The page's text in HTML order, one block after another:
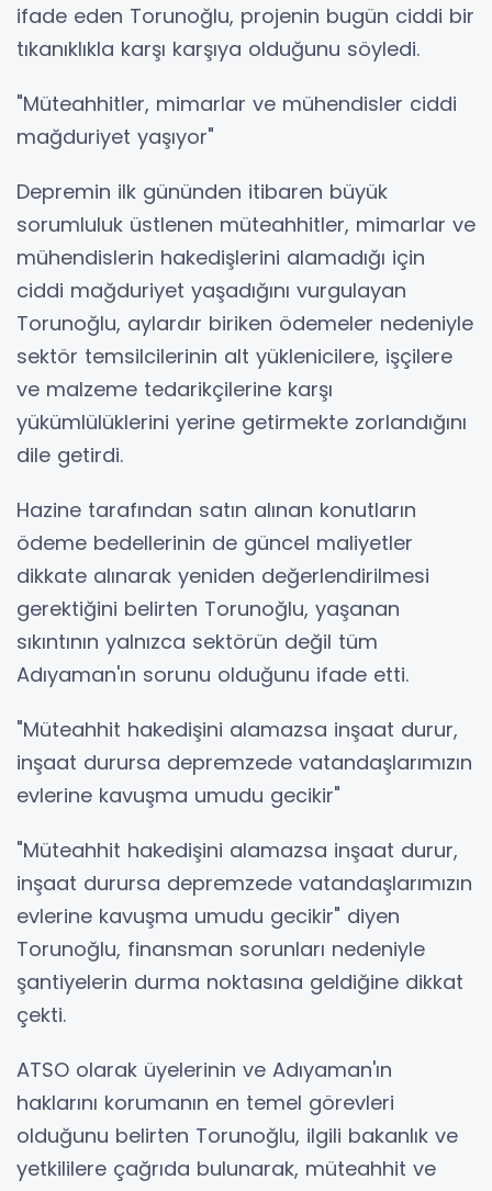
ifade eden Torunoğlu, projenin bugün ciddi bir
tıkanıklıkla karşı karşıya olduğunu söyledi.
"Müteahhitler, mimarlar ve mühendisler ciddi
mağduriyet yaşıyor"
Depremin ilk gününden itibaren büyük
sorumluluk üstlenen müteahhitler, mimarlar ve
mühendislerin hakedişlerini alamadığı için
ciddi mağduriyet yaşadığını vurgulayan
Torunoğlu, aylardır biriken ödemeler nedeniyle
sektör temsilcilerinin alt yüklenicilere, işçilere
ve malzeme tedarikçilerine karşı
yükümlülüklerini yerine getirmekte zorlandığını
dile getirdi.
Hazine tarafından satın alınan konutların
ödeme bedellerinin de güncel maliyetler
dikkate alınarak yeniden değerlendirilmesi
gerektiğini belirten Torunoğlu, yaşanan
sıkıntının yalnızca sektörün değil tüm
Adıyaman'ın sorunu olduğunu ifade etti.
"Müteahhit hakedişini alamazsa inşaat durur,
inşaat durursa depremzede vatandaşlarımızın
evlerine kavuşma umudu gecikir"
"Müteahhit hakedişini alamazsa inşaat durur,
inşaat durursa depremzede vatandaşlarımızın
evlerine kavuşma umudu gecikir" diyen
Torunoğlu, finansman sorunları nedeniyle
şantiyelerin durma noktasına geldiğine dikkat
çekti.
ATSO olarak üyelerinin ve Adıyaman'ın
haklarını korumanın en temel görevleri
olduğunu belirten Torunoğlu, ilgili bakanlık ve
yetkililere çağrıda bulunarak, müteahhit ve